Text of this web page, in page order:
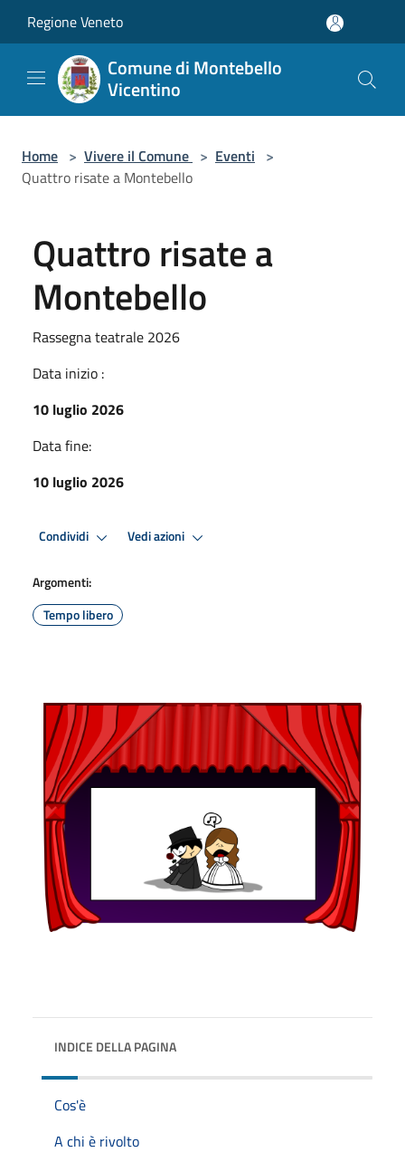
Regione Veneto
Comune di Montebello
Vicentino
Home > Vivere il Comune > Eventi >
Quattro risate a Montebello
Quattro risate a
Montebello
Rassegna teatrale 2026
Data inizio :
10 luglio 2026
Data fine:
10 luglio 2026
Condividi Vedi azioni
Argomenti:
Tempo libero
INDICE DELLA PAGINA
Cos'è
A chi è rivolto